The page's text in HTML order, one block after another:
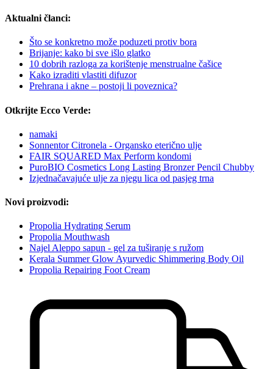
Aktualni članci:
Što se konkretno može poduzeti protiv bora
Brijanje: kako bi sve išlo glatko
10 dobrih razloga za korištenje menstrualne čašice
Kako izraditi vlastiti difuzor
Prehrana i akne – postoji li poveznica?
Otkrijte Ecco Verde:
namaki
Sonnentor Citronela - Organsko eterično ulje
FAIR SQUARED Max Perform kondomi
PuroBIO Cosmetics Long Lasting Bronzer Pencil Chubby
Izjednačavajuće ulje za njegu lica od pasjeg trna
Novi proizvodi:
Propolia Hydrating Serum
Propolia Mouthwash
Najel Aleppo sapun - gel za tuširanje s ružom
Kerala Summer Glow Ayurvedic Shimmering Body Oil
Propolia Repairing Foot Cream